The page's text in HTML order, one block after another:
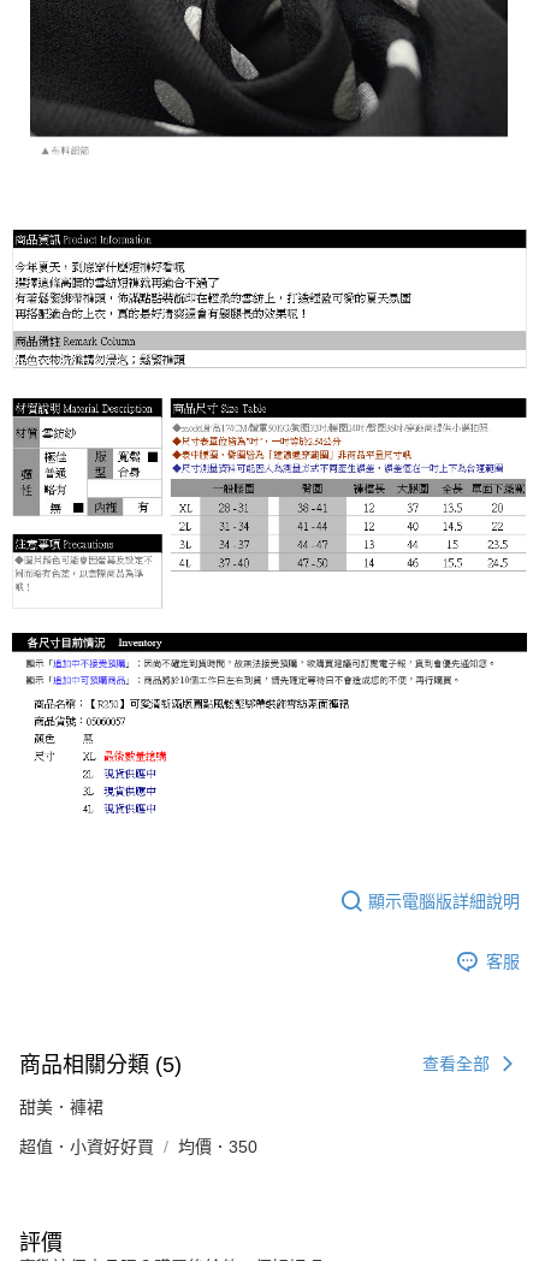
顯示電腦版詳細說明
客服
商品相關分類 (5) 查看全部
甜美．褲裙
超值．小資好好買 均價．350
評價